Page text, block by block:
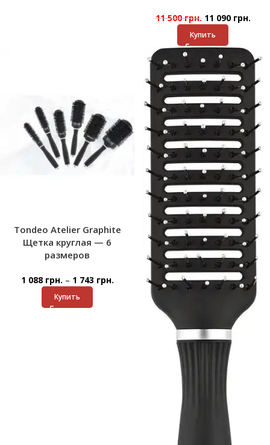
11 500грн. 11 090 грн.
Купить
Tondeo Atelier Graphite
Щетка круглая — 6
размеров
1 088 грн. – 1 743 грн.
Купить